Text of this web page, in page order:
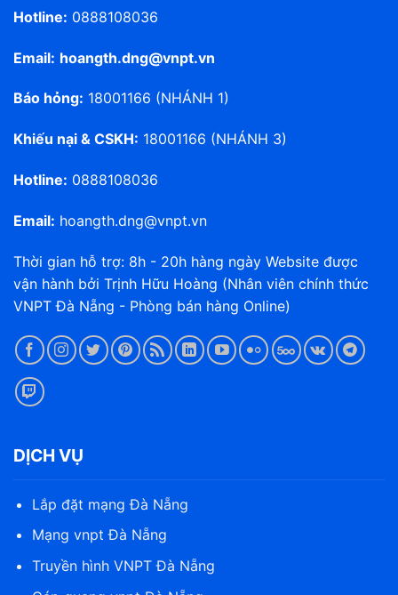
Hotline: 0888108036
Email: hoangth.dng@vnpt.vn
Báo hỏng: 18001166 (NHÁNH 1)
Khiếu nại & CSKH: 18001166 (NHÁNH 3)
Hotline: 0888108036
Email: hoangth.dng@vnpt.vn
Thời gian hỗ trợ: 8h - 20h hàng ngày Website được
vận hành bởi Trịnh Hữu Hoàng (Nhân viên chính thức
VNPT Đà Nẵng - Phòng bán hàng Online)
DỊCH VỤ
Lắp đặt mạng Đà Nẵng
Mạng vnpt Đà Nẵng
Truyền hình VNPT Đà Nẵng